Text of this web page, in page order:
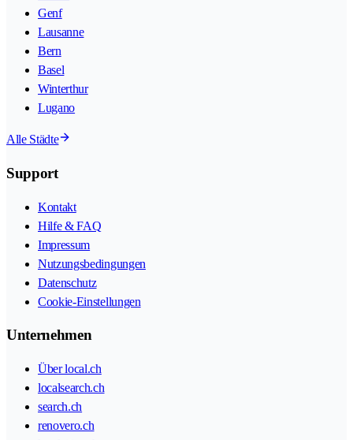
Genf
Lausanne
Bern
Basel
Winterthur
Lugano
Alle Städte
Support
Kontakt
Hilfe & FAQ
Impressum
Nutzungsbedingungen
Datenschutz
Cookie-Einstellungen
Unternehmen
Über local.ch
localsearch.ch
search.ch
renovero.ch